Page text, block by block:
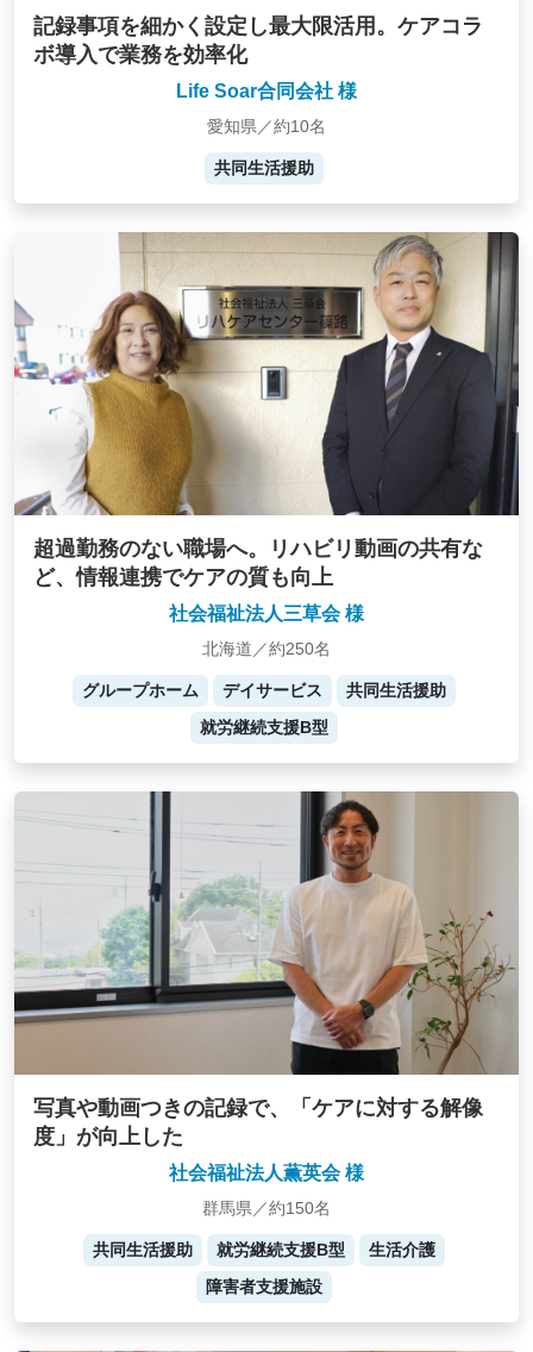
記録事項を細かく設定し最大限活用。ケアコラ
ボ導入で業務を効率化
Life Soar合同会社 様
愛知県／約10名
共同生活援助
超過勤務のない職場へ。リハビリ動画の共有な
ど、情報連携でケアの質も向上
社会福祉法人三草会 様
北海道／約250名
グループホーム デイサービス
共同生活援助
就労継続支援B型
写真や動画つきの記録で、「ケアに対する解像
度」が向上した
社会福祉法人薫英会 様
群馬県／約150名
共同生活援助 就労継続支援B型
生活介護
障害者支援施設